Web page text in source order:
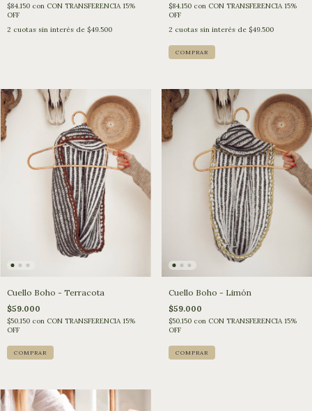
$84.150 con CON TRANSFERENCIA 15%
OFF
2 cuotas sin interés de $49.500
$84.150 con CON TRANSFERENCIA 15%
OFF
2 cuotas sin interés de $49.500
Cuello Boho - Terracota
$59.000
$50.150 con CON TRANSFERENCIA 15%
OFF
Cuello Boho - Limón
$59.000
$50.150 con CON TRANSFERENCIA 15%
OFF